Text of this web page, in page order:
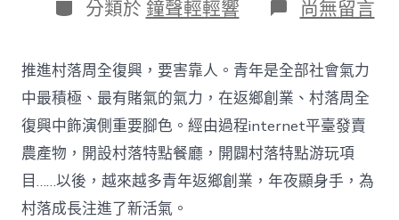
期
類
分類於 鐘聲輕輕響 在
〈為
落
財
產
復
興
注
進
人
尚無留言
推進村落周全復興，要害靠人。青年是全部社會氣力
中最積極、最有賭氣的氣力，在返鄉創業、村落周全
復興中飾演側重要腳色。經由過程internet平臺發賣
農產物，開設村落特點餐廳，開闢村落特點游玩項
目……以後，越來越多青年返鄉創業，年夜顯身手，為
村落成長注進了新活氣。